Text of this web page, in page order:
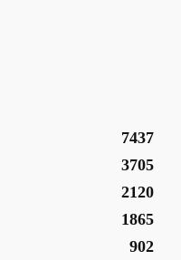
7437
3705
2120
1865
902